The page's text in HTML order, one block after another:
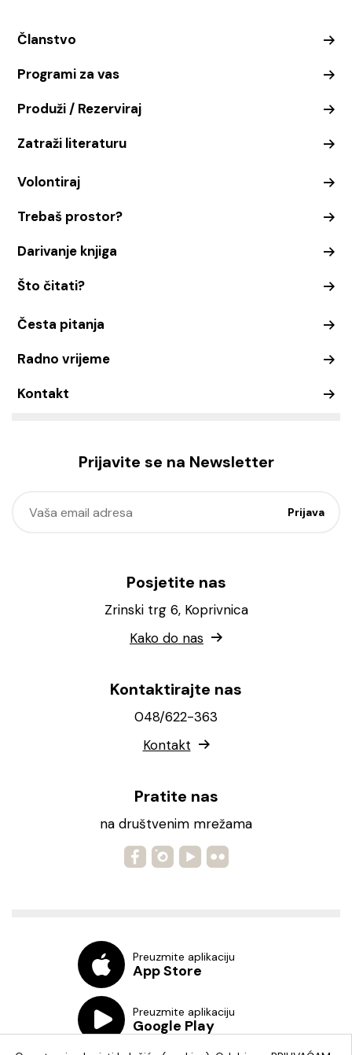
Članstvo
Programi za vas
Produži / Rezerviraj
Zatraži literaturu
Volontiraj
Trebaš prostor?
Darivanje knjiga
Što čitati?
Česta pitanja
Radno vrijeme
Kontakt
Prijavite se na Newsletter
Posjetite nas
Zrinski trg 6, Koprivnica
Kako do nas
Kontaktirajte nas
048/622-363
Kontakt
Pratite nas
na društvenim mrežama
Preuzmite aplikaciju
App Store
Preuzmite aplikaciju
Google Play